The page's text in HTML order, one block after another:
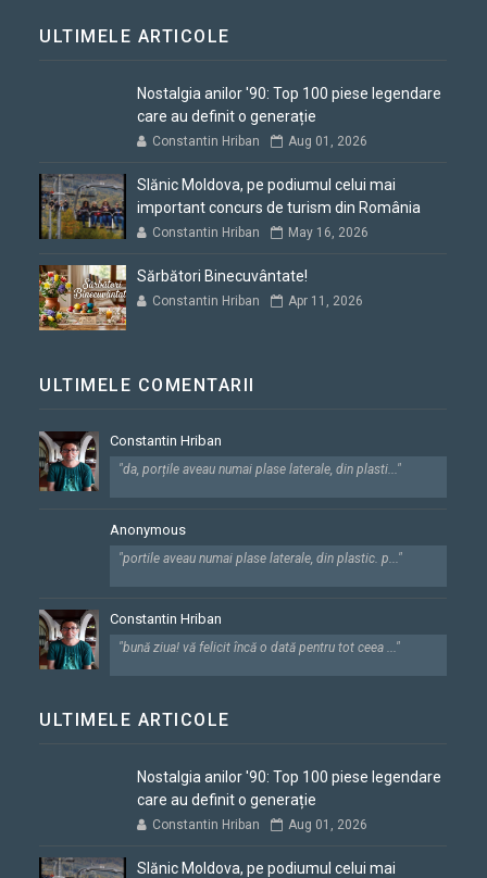
ULTIMELE ARTICOLE
Nostalgia anilor '90: Top 100 piese legendare
care au definit o generație
Constantin Hriban Aug 01, 2026
Slănic Moldova, pe podiumul celui mai
important concurs de turism din România
Constantin Hriban May 16, 2026
Sărbători Binecuvântate!
Constantin Hriban Apr 11, 2026
ULTIMELE COMENTARII
Constantin Hriban
"da, porțile aveau numai plase laterale, din plasti..."
Anonymous
"portile aveau numai plase laterale, din plastic. p..."
Constantin Hriban
"bună ziua! vă felicit încă o dată pentru tot ceea ..."
ULTIMELE ARTICOLE
Nostalgia anilor '90: Top 100 piese legendare
care au definit o generație
Constantin Hriban Aug 01, 2026
Slănic Moldova, pe podiumul celui mai